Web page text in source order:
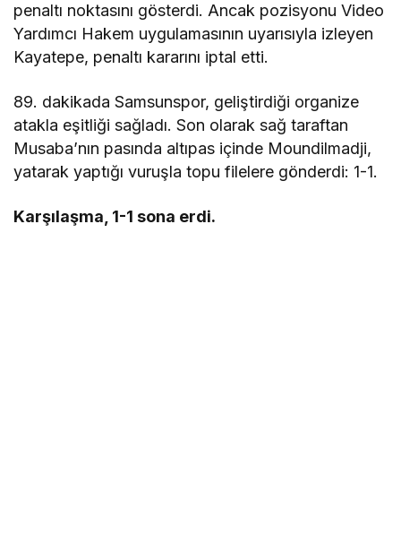
penaltı noktasını gösterdi. Ancak pozisyonu Video
Yardımcı Hakem uygulamasının uyarısıyla izleyen
Kayatepe, penaltı kararını iptal etti.
89. dakikada Samsunspor, geliştirdiği organize
atakla eşitliği sağladı. Son olarak sağ taraftan
Musaba’nın pasında altıpas içinde Moundilmadji,
yatarak yaptığı vuruşla topu filelere gönderdi: 1-1.
Karşılaşma, 1-1 sona erdi.